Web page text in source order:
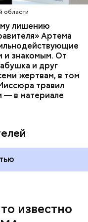
области
лишению
Артема
и знакомым. От
и друг
жертвам, в том
травил
— в материале
пострадавших.
известно
—